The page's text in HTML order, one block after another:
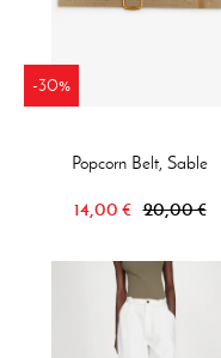
-30%
Popcorn Belt, Sable
14,00 € 20,00 €